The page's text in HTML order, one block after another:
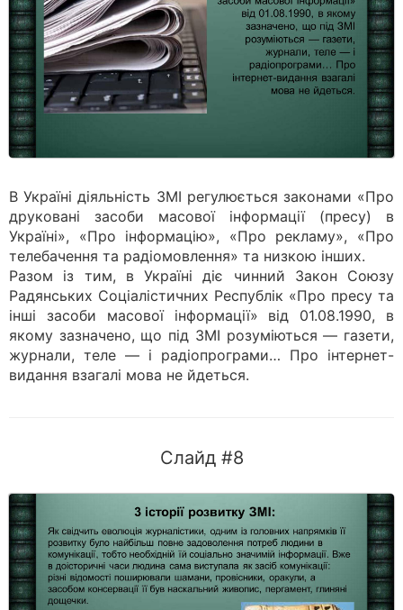
В Україні діяльність ЗМІ регулюється законами «Про
друковані засоби масової інформації (пресу) в
Україні», «Про інформацію», «Про рекламу», «Про
телебачення та радіомовлення» та низкою інших.
Разом із тим, в Україні діє чинний Закон Союзу
Радянських Соціалістичних Республік «Про пресу та
інші засоби масової інформації» від 01.08.1990, в
якому зазначено, що під ЗМІ розуміються — газети,
журнали, теле — і радіопрограми… Про інтернет-
видання взагалі мова не йдеться.
Слайд #8